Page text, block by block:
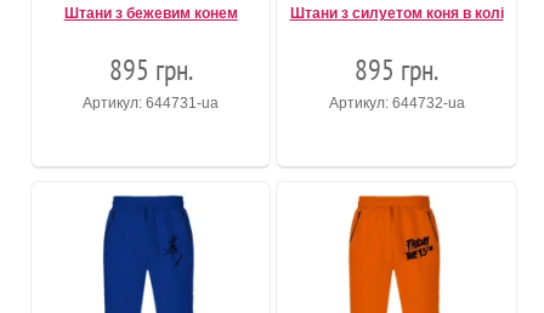
Штани з бежевим конем
895 грн.
Артикул: 644731-ua
Штани з силуетом коня в колі
895 грн.
Артикул: 644732-ua